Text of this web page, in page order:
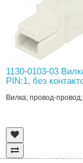
1130-0103-03
PIN:1, без
Вилка; провод-